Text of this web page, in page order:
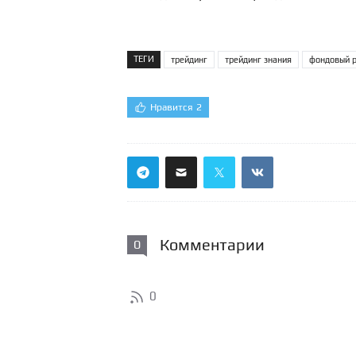
ТЕГИ трейдинг трейдинг знания фондовый
Нравится 2
0 Комментарии
0